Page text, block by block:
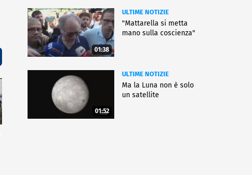
01:38
ULTIME NOTIZIE
"Mattarella si metta
mano sulla coscienza"
01:52
ULTIME NOTIZIE
Ma la Luna non è solo
un satellite